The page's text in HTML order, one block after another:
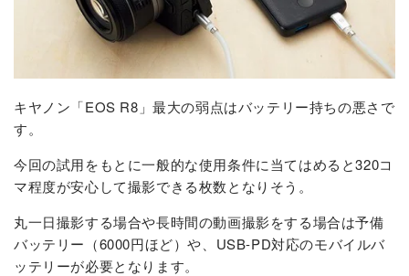
キヤノン「EOS R8」最大の弱点はバッテリー持ちの悪さで
す。
今回の試用をもとに一般的な使用条件に当てはめると320コ
マ程度が安心して撮影できる枚数となりそう。
丸一日撮影する場合や長時間の動画撮影をする場合は予備
バッテリー（6000円ほど）や、USB-PD対応のモバイルバ
ッテリーが必要となります。